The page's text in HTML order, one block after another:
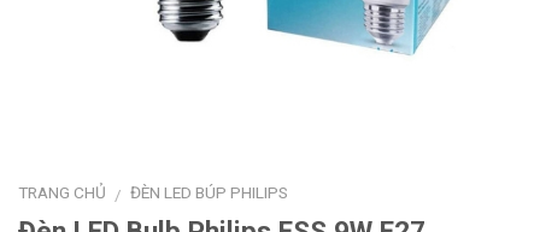
TRANG CHỦ / ĐÈN LED BÚP PHILIPS